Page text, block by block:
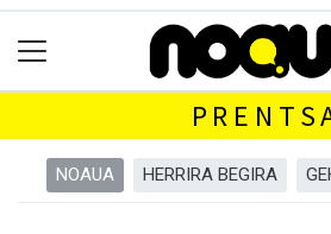
NOAUA HERRIRA BEGIRA